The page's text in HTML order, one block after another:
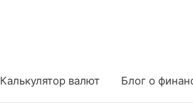
Калькулятор валют Блог о